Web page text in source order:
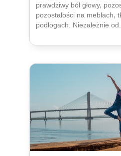
prawdziwy ból głowy,
pozostałości na meblach,
podłogach. Niezależnie od...